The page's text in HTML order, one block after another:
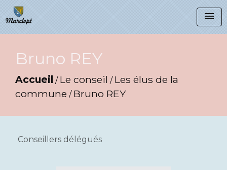
menu
Bruno REY
Accueil / Le conseil / Les élus de la
commune / Bruno REY
Conseillers délégués